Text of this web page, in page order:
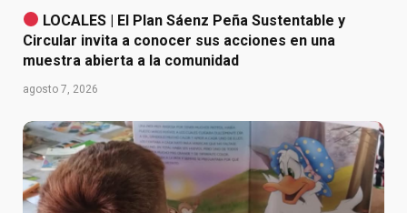
LOCALES | El Plan Sáenz Peña Sustentable y
Circular invita a conocer sus acciones en una
muestra abierta a la comunidad
agosto 7, 2026